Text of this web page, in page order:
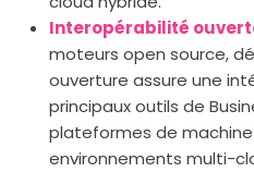
Interopérabilité
moteurs open source,
ouverture assure une
principaux outils de
plateformes de
environnements multi-